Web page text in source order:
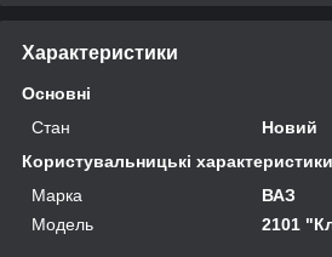
Характеристики
Основні
Стан
Новий
Користувальницькі характеристики
Марка
ВАЗ
Мoдель
2101